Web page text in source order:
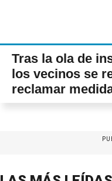
Tras la ola de
los vecinos se
reclamar